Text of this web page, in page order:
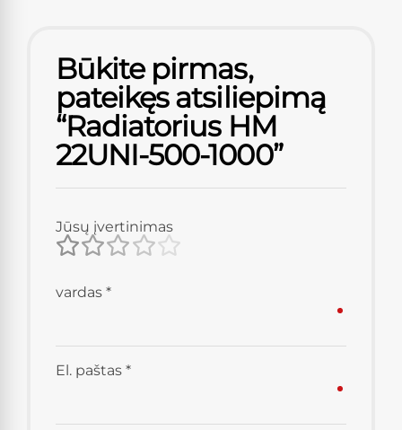
Būkite pirmas,
pateikęs atsiliepimą
“Radiatorius HM
22UNI-500-1000”
Jūsų įvertinimas
vardas *
El. paštas *